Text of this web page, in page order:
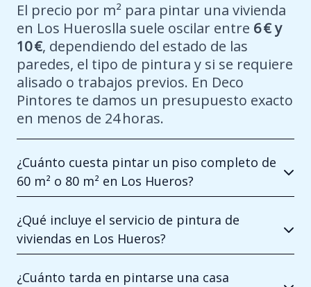
El precio por m² para pintar una vivienda
en Los Hueroslla suele oscilar entre 6 € y
10 €, dependiendo del estado de las
paredes, el tipo de pintura y si se requiere
alisado o trabajos previos. En Deco
Pintores te damos un presupuesto exacto
en menos de 24 horas.
¿Cuánto cuesta pintar un piso completo de
60 m² o 80 m² en Los Hueros?
¿Qué incluye el servicio de pintura de
viviendas en Los Hueros?
¿Cuánto tarda en pintarse una casa